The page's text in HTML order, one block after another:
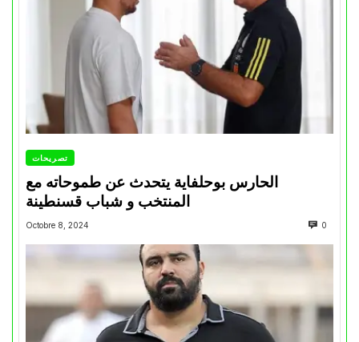
تصريحات
الحارس بوحلفاية يتحدث عن طموحاته مع
المنتخب و شباب قسنطينة
Octobre 8, 2024 0